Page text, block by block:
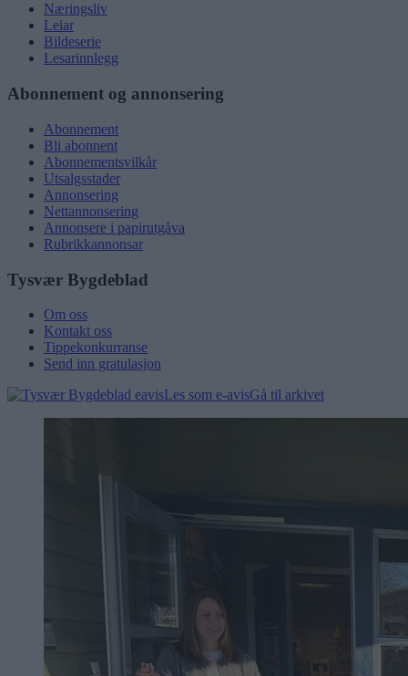
Næringsliv
Leiar
Bildeserie
Lesarinnlegg
Abonnement og annonsering
Abonnement
Bli abonnent
Abonnementsvilkår
Utsalgsstader
Annonsering
Nettannonsering
Annonsere i papirutgåva
Rubrikkannonsar
Tysvær Bygdeblad
Om oss
Kontakt oss
Tippekonkurranse
Send inn gratulasjon
Les som e-avisGå til arkivet